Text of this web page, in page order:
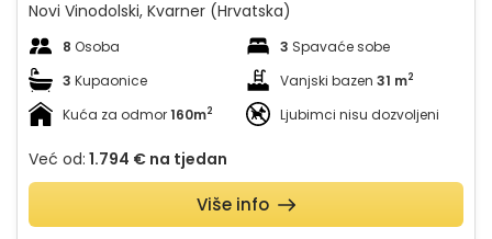
Novi Vinodolski, Kvarner (Hrvatska)
8 Osoba 3 Spavaće sobe
3 Kupaonice Vanjski bazen 31 m2
Kuća za odmor160m2 Ljubimci nisu dozvoljeni
Već od: 1.794 € na tjedan
Više info